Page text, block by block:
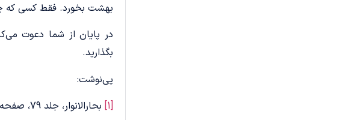
بهشت بخورد. فقط کسی که
در پایان از شما دعوت
بگذارید.
پی‌نوشت:
[1]
بحارالانوار، جلد 79، صفحه 114